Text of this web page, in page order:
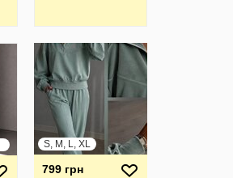
S, M, L, XL
799 грн